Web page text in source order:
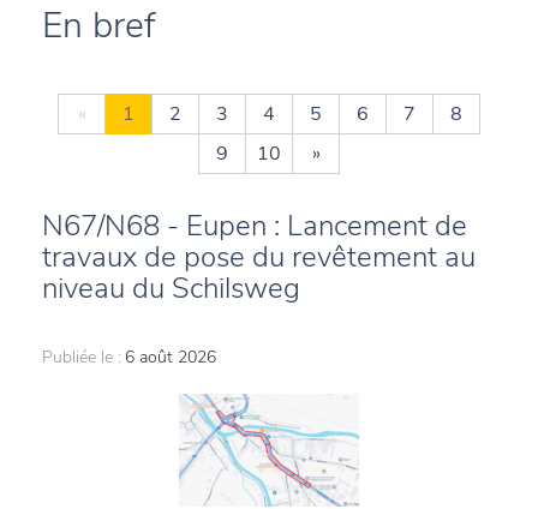
En bref
« 1 2 3 4 5 6 7
8
9
10 »
N67/N68 - Eupen : Lancement de
travaux de pose du revêtement au
niveau du Schilsweg
Publiée le : 6 août 2026